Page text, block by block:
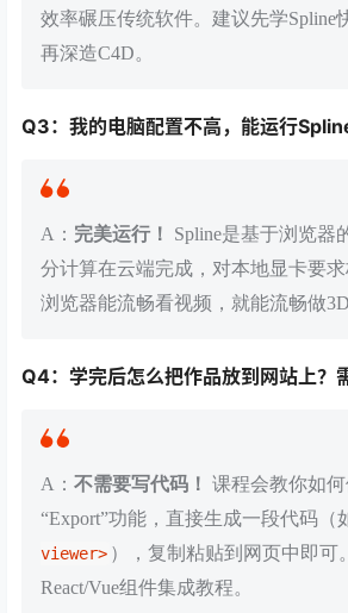
效率碾压传统软件。建议先学Spline
再深造C4D。
Q3：我的电脑配置不高，能运行
A： 完美运行！
Spline是基于浏览器
分计算在云端完成，对本地显卡要
浏览器能流畅看视频，就能流畅做3D
Q4：学完后怎么把作品放到网站上？
A： 不需要写代码！ 课程会教你如何
“Export”功能，直接生成一段代码（
viewer> ），复制粘贴到网页中即可
React/Vue组件集成教程。